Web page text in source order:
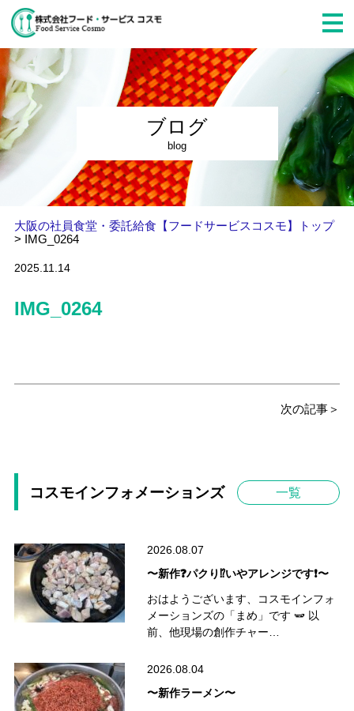
ブログ
blog
大阪の社員食堂・委託給食【フードサービスコスモ】トップ
> IMG_0264
2025.11.14
IMG_0264
次の記事＞
コスモインフォメーションズ 一覧
2026.08.07
〜新作❓パクり⁉️いやアレンジです❗️〜
おはようございます、コスモインフォ
メーションズの「まめ」です 🫛 以
前、他現場の創作チャー…
2026.08.04
〜新作ラーメン〜